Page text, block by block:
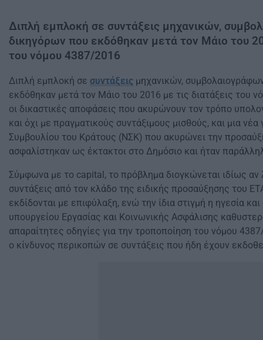
Διπλή εμπλοκή σε συντάξεις μηχανικών,
δικηγόρων που εκδόθηκαν μετά τον Μάιο του
του νόμου 4387/2016
Διπλή εμπλοκή σε συντάξεις μηχανικών,
εκδόθηκαν μετά τον Μάιο του 2016 με τις διατάξεις του
οι δικαστικές αποφάσεις που ακυρώνουν τον τρόπο
και όχι με πραγματικούς συντάξιμους μισθούς, και μια
Συμβουλίου του Κράτους (ΝΣΚ) που ακυρώνει την
ασφαλίστηκαν ως έκτακτοι στο Δημόσιο και ήταν
Σύμφωνα με το capital, το πρόβλημα διογκώνεται ιδίως αν
συντάξεις από τον κλάδο της ειδικής προσαύξησης του
εκδίδονται με επιφύλαξη, ενώ την ίδια στιγμή η ηγεσία
υπουργείου Εργασίας και Κοινωνικής Ασφάλισης
απαραίτητες οδηγίες για την τροποποίηση του νόμου
ο κίνδυνος περικοπών σε συντάξεις που ήδη έχουν